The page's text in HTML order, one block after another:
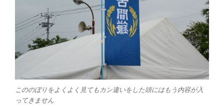
こののぼりをよくよく見てもカン違いをした頭にはもう内容が入
ってきません